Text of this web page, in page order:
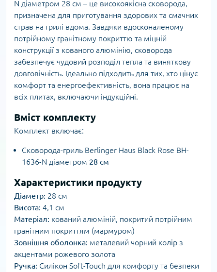
N діаметром 28 см – це високоякісна сковорода,
призначена для приготування здорових та смачних
страв на грилі вдома. Завдяки вдосконаленому
потрійному гранітному покриттю та міцній
конструкції з кованого алюмінію, сковорода
забезпечує чудовий розподіл тепла та виняткову
довговічність. Ідеально підходить для тих, хто цінує
комфорт та енергоефективність, вона працює на
всіх плитах, включаючи індукційні.
Вміст комплекту
Комплект включає:
Сковорода-гриль Berlinger Haus Black Rose BH-
1636-N діаметром 28 см
Характеристики продукту
Діаметр: 28 см
Висота: 4,1 см
Матеріал: кований алюміній, покритий потрійним
гранітним покриттям (мармуром)
Зовнішня оболонка: металевий чорний колір з
акцентами рожевого золота
Ручка: Силікон Soft-Touch для комфорту та безпеки